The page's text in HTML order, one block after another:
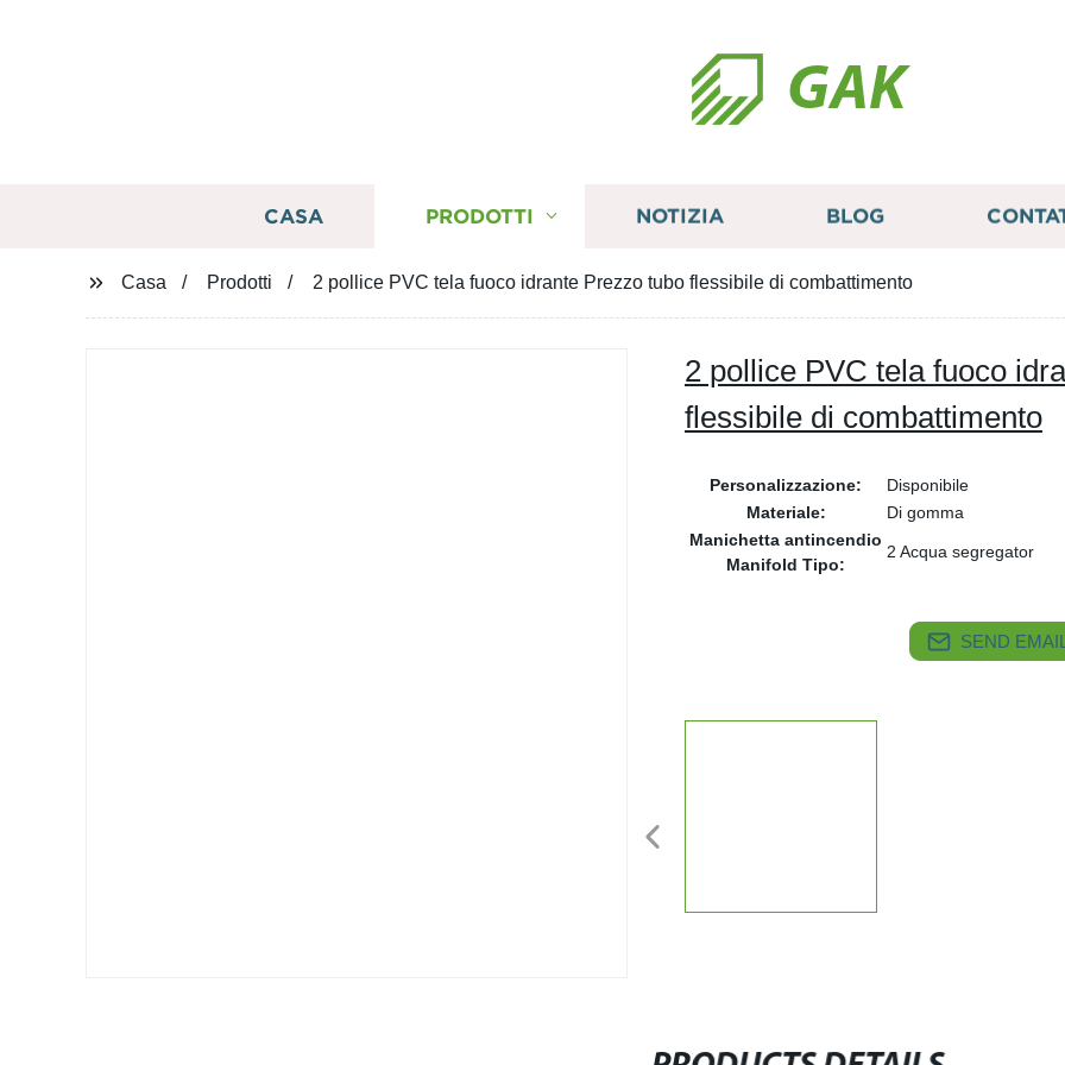
GAK
CASA PRODOTTI NOTIZIA BLOG
Casa Prodotti 2 pollice PVC tela fuoco idrante Prezzo tubo flessibile di combattimento
2 pollice PVC tela fuoco
flessibile di combattimento
Personalizzazione:
Disponibile
Materiale:
Di gomma
Manichetta antincendio
Manifold Tipo:
2 Acqua segregator
SEND